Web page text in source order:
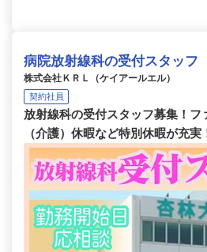
病院放射線科の受付スタッフ
株式会社ＫＲＬ（ケイアールエル）
契約社員
放射線科の受付スタッフ募集！フ
（介護）休暇など特別休暇が充実